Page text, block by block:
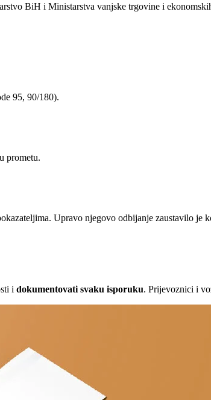
BiH i Ministarstva vanjske trgovine i
95, 90/180).
prometu.
Upravo njegovo odbijanje zaustavilo je
i dokumentovati svaku isporuku. Prijevoznici i